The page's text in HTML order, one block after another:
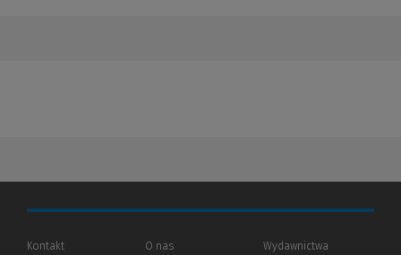
Kontakt
O nas
Wydawnictwa